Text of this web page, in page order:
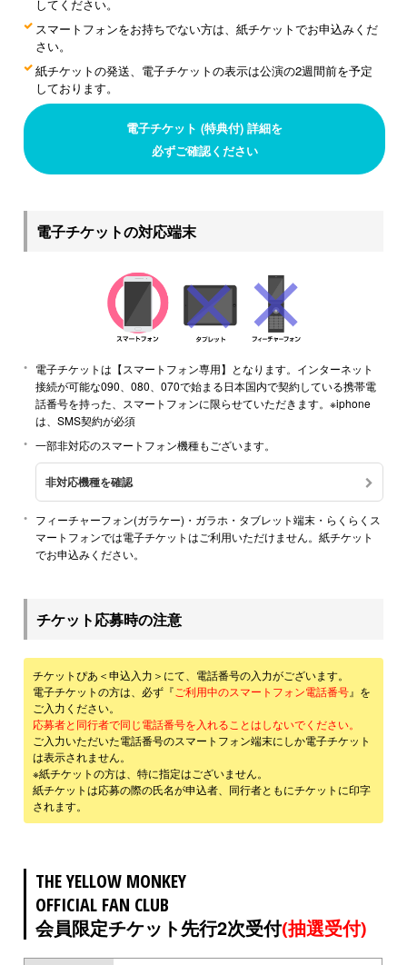
してください。
スマートフォンをお持ちでない方は、紙チケットでお申込みくだ
さい。
紙チケットの発送、電子チケットの表示は公演の2週間前を予定
しております。
電子チケット (特典付) 詳細を
必ずご確認ください
電子チケットの対応端末
電子チケットは【スマートフォン専用】となります。インターネット
接続が可能な090、080、070で始まる日本国内で契約している携帯電
話番号を持った、スマートフォンに限らせていただきます。※iphone
は、SMS契約が必須
一部非対応のスマートフォン機種もございます。
非対応機種を確認
フィーチャーフォン(ガラケー)・ガラホ・タブレット端末・らくらくス
マートフォンでは電子チケットはご利用いただけません。紙チケット
でお申込みください。
チケット応募時の注意
チケットぴあ＜申込入力＞にて、電話番号の入力がございます。
電子チケットの方は、必ず『ご利用中のスマートフォン電話番号』を
ご入力ください。
応募者と同行者で同じ電話番号を入れることはしないでください。
ご入力いただいた電話番号のスマートフォン端末にしか電子チケット
は表示されません。
※紙チケットの方は、特に指定はございません。
紙チケットは応募の際の氏名が申込者、同行者ともにチケットに印字
されます。
THE YELLOW MONKEY
OFFICIAL FAN CLUB
会員限定チケット先行2次受付(抽選受付)